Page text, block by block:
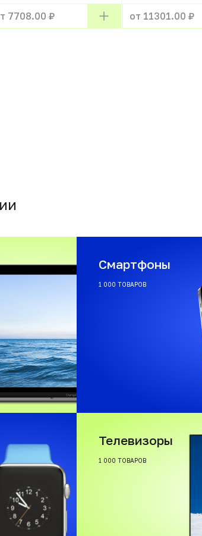
7708.00 ₽ от 11301.00 ₽
Смартфоны
1 000 ТОВАРОВ
Телевизоры
1 000 ТОВАРОВ